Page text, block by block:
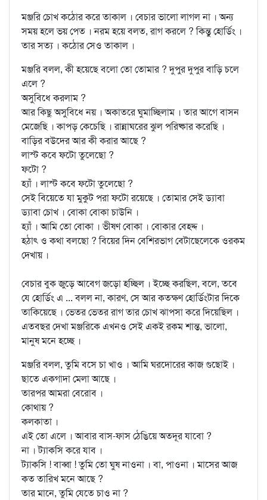
মঞ্জরি চোখ কঠোর করে তাকাল । বেচার ভালো লাগল না । অন্য
সময় হলে ভয় পেত । নরম হয়ে বলত, রাগ করলে ? কিন্তু হোর্ডিং ।
তার সত্য । কঠোর সেও তাকাল ।
মঞ্জরি বলল, কী হয়েছে বলো তো তোমার ? দুপুর দুপুর বাড়ি চলে
এলে ?
অসুবিধে করলাম ?
আর কিছু অসুবিধে নয় । অকাতরে ঘুমাচ্ছিলাম । তার আগে বাসন
মেজেছি । কাপড় কেচেছি । রান্নাঘরের ঝুল পরিষ্কার করেছি ।
বাড়ির বউদের আর কী করার আছে ?
লাস্ট কবে ফটো তুলেছো ?
ফটো ?
হ্যাঁ । লাস্ট কবে ফটো তুলেছো ?
সেই বিয়েতে যা মুকুট পরা ফটো রয়েছে । তোমার সেই ড্যাবা
ড্যাবা চোখ । বোকা বোকা চাউনি ।
হ্যাঁ । আমি তো বোকা । ভীষণ বোকা । বোকার বেহদ্দ ।
হঠাৎ ও কথা বলছো ? বিয়ের দিন বেশিরভাগ বেটাছেলেকে ওরকম
দেখায় ।
বেচার বুক জুড়ে আবেগ জড়ো হচ্ছিল । ইচ্ছে করছিল, বলে, তবে
যে হোর্ডিং এ ... বলল না, কারণ, সে আর কতক্ষণ হোর্ডিংটার দিকে
তাকিয়েছে । ভেতর ভেতর রাগ তার চোখ ঝাপসা করে দিয়েছিল ।
এতবছর দেখা মঞ্জরিকে এখনও সেই একই রকম শান্ত, ভালো,
মানুষ মনে হচ্ছে ।
মঞ্জরি বলল, তুমি বসে চা খাও । আমি ঘরদোরের কাজ গুছোই ।
ছাতে একগাদা মেলা আছে ।
তারপর আমরা বেরোব ।
কোথায় ?
কলকাতা ।
এই তো এলে । আবার বাস-ফাস ঠেঙিয়ে অতদূর যাবো ?
না । ট্যাকসি করে যাব ।
ট্যাকসি ! বাব্বা ! তুমি তো ঘুষ নাওনা । বা, পাওনা । মাসের আজ
কত তারিখ মনে আছে ?
তার মানে, তুমি যেতে চাও না ?